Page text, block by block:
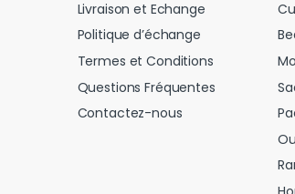
Livraison et Echange
Politique d’échange
Termes et Conditions
Questions Fréquentes
Contactez-nous